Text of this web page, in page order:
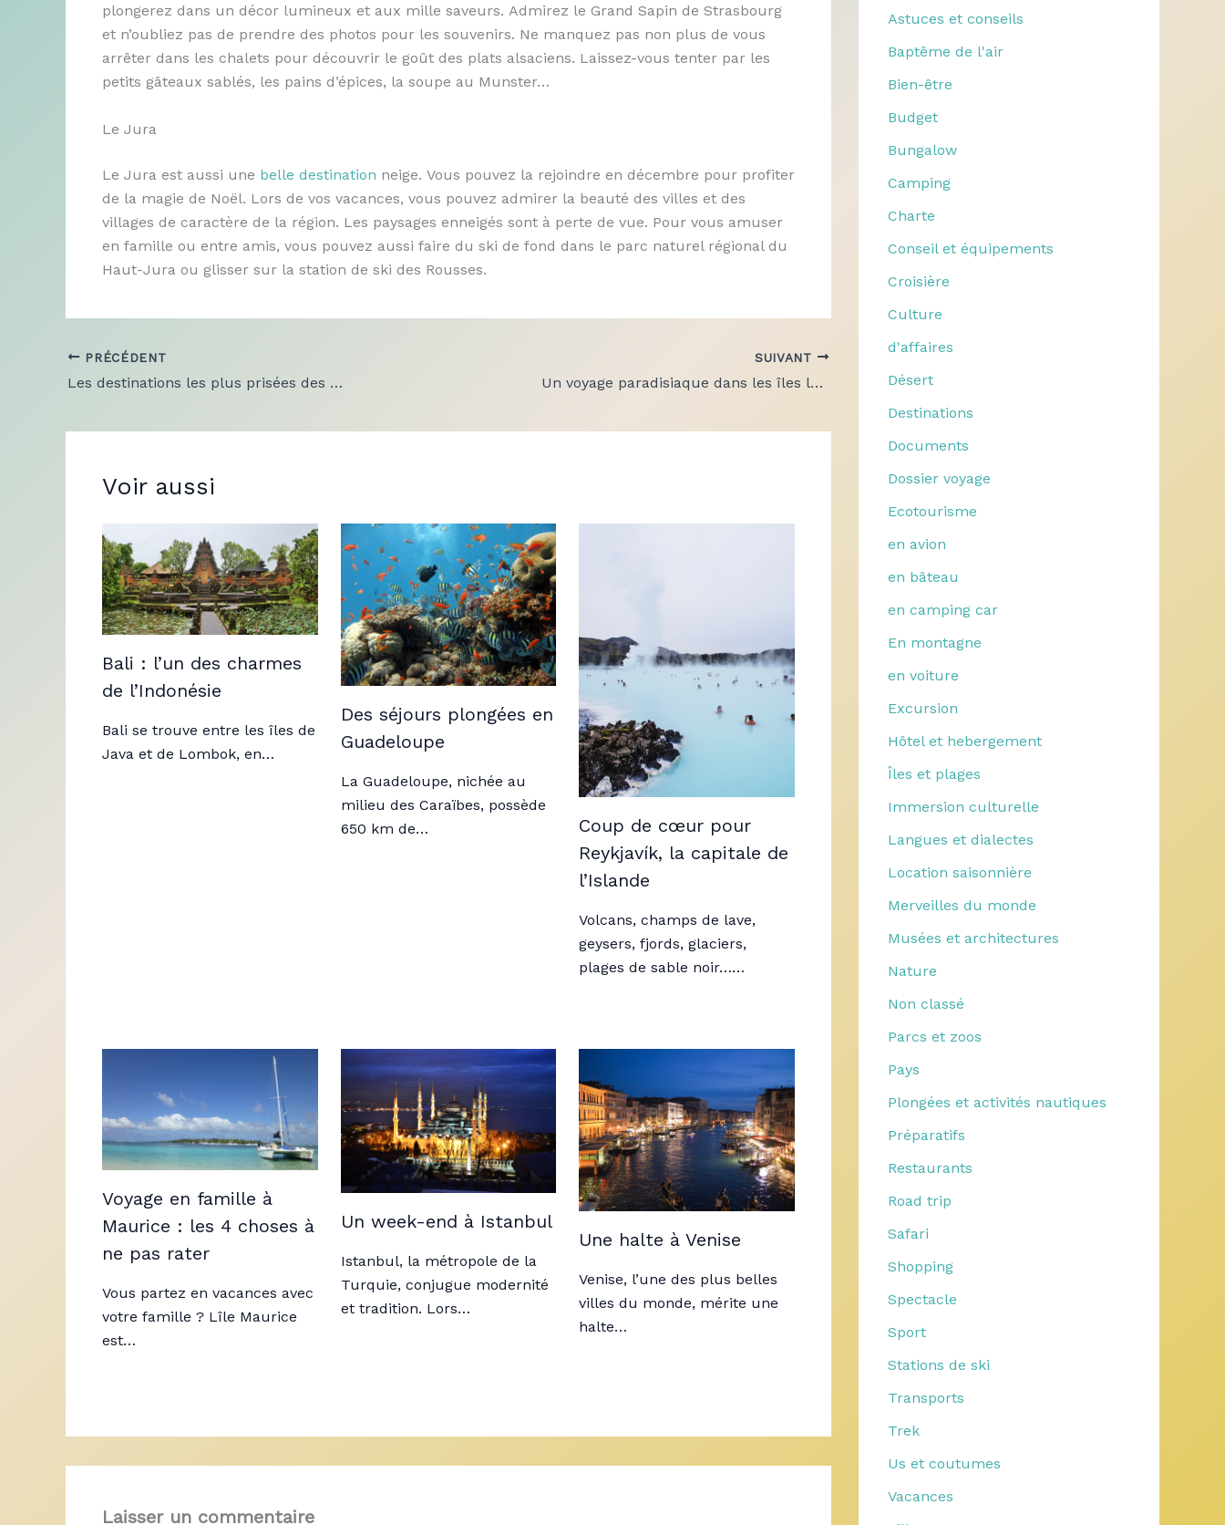
plongerez dans un décor lumineux et aux mille saveurs. Admirez le Grand Sapin de Strasbourg
et n’oubliez pas de prendre des photos pour les souvenirs. Ne manquez pas non plus de vous
arrêter dans les chalets pour découvrir le goût des plats alsaciens. Laissez-vous tenter par les
petits gâteaux sablés, les pains d’épices, la soupe au Munster…
Le Jura
Le Jura est aussi une belle destination neige. Vous pouvez la rejoindre en décembre pour profiter
de la magie de Noël. Lors de vos vacances, vous pouvez admirer la beauté des villes et des
villages de caractère de la région. Les paysages enneigés sont à perte de vue. Pour vous amuser
en famille ou entre amis, vous pouvez aussi faire du ski de fond dans le parc naturel régional du
Haut-Jura ou glisser sur la station de ski des Rousses.
PRÉCÉDENT
Les destinations les plus prisées des milliardaires dans le monde
SUIVANT
Un voyage paradisiaque dans les îles les moins connues du monde
Voir aussi
Bali : l’un des charmes
de l’Indonésie
Bali se trouve entre les îles de
Java et de Lombok, en…
Des séjours plongées en
Guadeloupe
La Guadeloupe, nichée au
milieu des Caraïbes, possède
650 km de…
Coup de cœur pour
Reykjavík, la capitale de
l’Islande
Volcans, champs de lave,
geysers, fjords, glaciers,
plages de sable noir……
Voyage en famille à
Maurice : les 4 choses à
ne pas rater
Vous partez en vacances avec
votre famille ? Lîle Maurice
est…
Un week-end à Istanbul
Istanbul, la métropole de la
Turquie, conjugue modernité
et tradition. Lors…
Une halte à Venise
Venise, l’une des plus belles
villes du monde, mérite une
halte…
Laisser un commentaire
Astuces et conseils
Baptême de l'air
Bien-être
Budget
Bungalow
Camping
Charte
Conseil et équipements
Croisière
Culture
d'affaires
Désert
Destinations
Documents
Dossier voyage
Ecotourisme
en avion
en bâteau
en camping car
En montagne
en voiture
Excursion
Hôtel et hebergement
Îles et plages
Immersion culturelle
Langues et dialectes
Location saisonnière
Merveilles du monde
Musées et architectures
Nature
Non classé
Parcs et zoos
Pays
Plongées et activités nautiques
Préparatifs
Restaurants
Road trip
Safari
Shopping
Spectacle
Sport
Stations de ski
Transports
Trek
Us et coutumes
Vacances